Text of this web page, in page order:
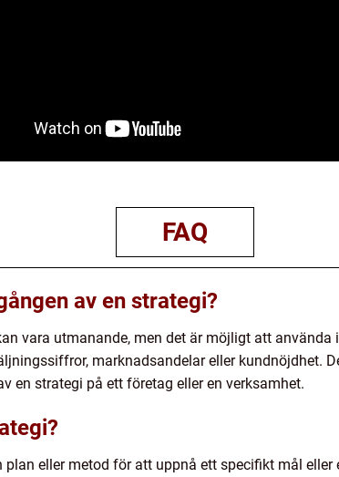
FAQ
av en strategi?
vara utmanande, men det är möjligt att använda
marknadsandelar eller kundnöjdhet.
en strategi på ett företag eller en verksamhet.
eller metod för att uppnå ett specifikt mål